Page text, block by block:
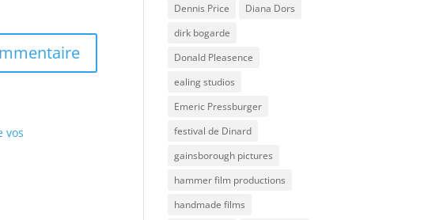
vos
Dennis Price
Diana Dors
dirk bogarde
Donald Pleasence
ealing studios
Emeric Pressburger
festival de Dinard
gainsborough pictures
hammer film productions
handmade films